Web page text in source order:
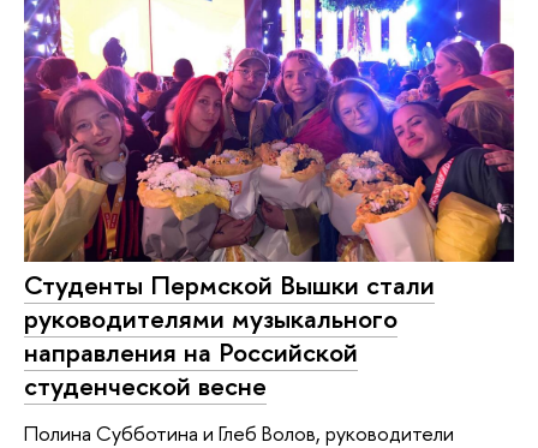
Студенты Пермской Вышки стали
руководителями музыкального
направления на Российской
студенческой весне
Полина Субботина и Глеб Волов, руководители